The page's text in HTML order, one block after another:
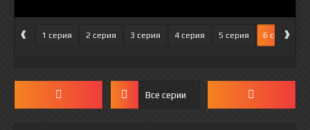
‹ 1 серия 2 серия 3 серия 4 серия 5 серия 6 серия
›
Все серии